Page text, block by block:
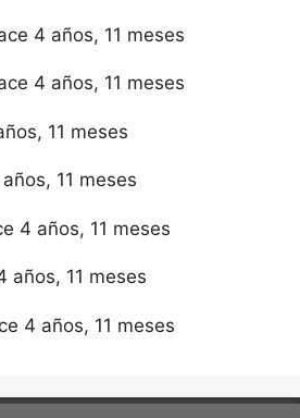
4 años, 11 meses
4 años, 11 meses
11 meses
11 meses
4 años, 11 meses
años, 11 meses
4 años, 11 meses